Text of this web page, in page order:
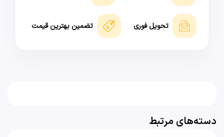
تحویل فوری تضمین بهترین قیمت
دسته‌های مرتبط